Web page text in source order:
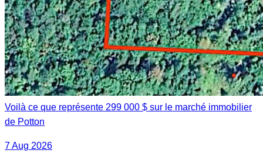
Voilà ce que représente 299 000 $ sur le marché immobilier
de Potton
7 Aug 2026